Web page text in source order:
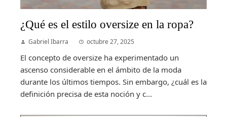
¿Qué es el estilo oversize en la ropa?
Gabriel Ibarra octubre 27, 2025
El concepto de oversize ha experimentado un
ascenso considerable en el ámbito de la moda
durante los últimos tiempos. Sin embargo, ¿cuál es la
definición precisa de esta noción y c...